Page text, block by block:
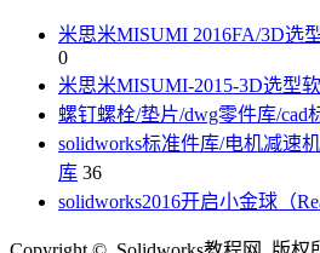
米思米MISUMI 2016FA/3D选
0
米思米MISUMI-2015-3D选型
螺钉螺栓/垫片/dwg零件库/cad
solidworks标准件库/电机减速
库 36
solidworks2016开启小金球（